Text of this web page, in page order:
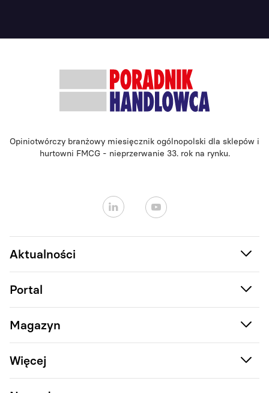
Opiniotwórczy branżowy miesięcznik ogólnopolski dla sklepów i
hurtowni FMCG - nieprzerwanie 33. rok na rynku.
Aktualności
Portal
Magazyn
Więcej